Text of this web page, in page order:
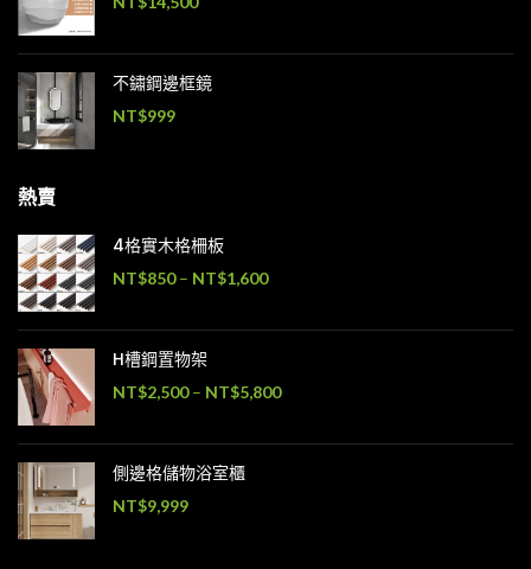
不鏽鋼邊框鏡
NT$999
熱賣
4格實木格柵板
NT$850 – NT$1,600
H槽鋼置物架
NT$2,500 – NT$5,800
側邊格儲物浴室櫃
NT$9,999